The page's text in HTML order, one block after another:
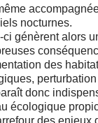
nocturnes.
ci génèrent alors
des
donc
écologique
des enjeux